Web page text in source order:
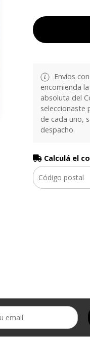
Envíos
encomienda
absoluta del
seleccionaste
de cada uno,
despacho.
Calculá el